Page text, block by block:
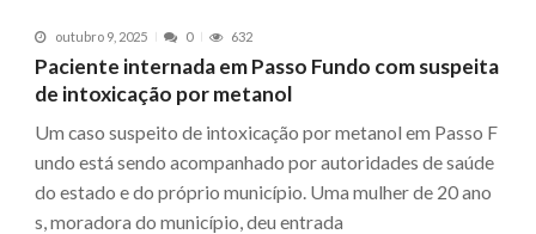
outubro 9, 2025 0 632
Paciente internada em Passo Fundo com suspeita
de intoxicação por metanol
Um caso suspeito de intoxicação por metanol em Passo F
undo está sendo acompanhado por autoridades de saúde
do estado e do próprio município. Uma mulher de 20 ano
s, moradora do município, deu entrada